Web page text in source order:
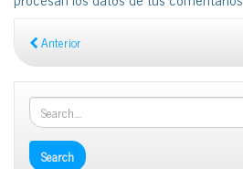
Anterior